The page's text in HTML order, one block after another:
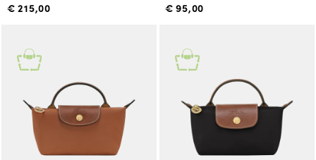
€ 215,00 € 95,00